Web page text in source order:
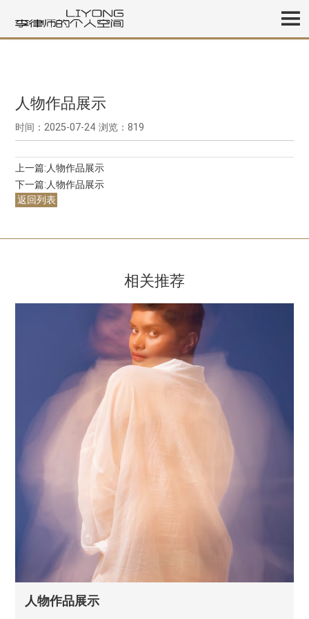
人物作品展示
时间：2025-07-24 浏览：819
上一篇:人物作品展示
下一篇: 人物作品展示
返回列表
相关推荐
人物作品展示